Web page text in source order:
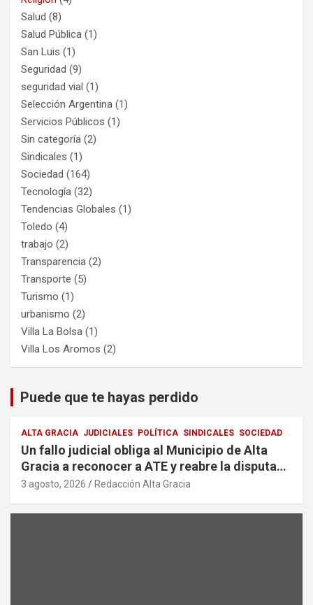
Salud (8)
Salud Pública (1)
San Luis (1)
Seguridad (9)
seguridad vial (1)
Selección Argentina (1)
Servicios Públicos (1)
Sin categoría (2)
Sindicales (1)
Sociedad (164)
Tecnología (32)
Tendencias Globales (1)
Toledo (4)
trabajo (2)
Transparencia (2)
Transporte (5)
Turismo (1)
urbanismo (2)
Villa La Bolsa (1)
Villa Los Aromos (2)
Puede que te hayas perdido
ALTA GRACIA JUDICIALES POLÍTICA SINDICALES SOCIEDAD
Un fallo judicial obliga al Municipio de Alta
Gracia a reconocer a ATE y reabre la disputa
por la representación sindical
3 agosto, 2026 Redacción Alta Gracia